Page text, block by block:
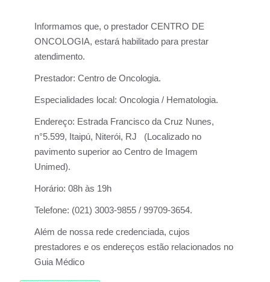
Informamos que, o prestador CENTRO DE
ONCOLOGIA, estará habilitado para prestar
atendimento.
Prestador: Centro de Oncologia.
Especialidades local: Oncologia / Hematologia.
Endereço: Estrada Francisco da Cruz Nunes,
n°5.599, Itaipú, Niterói, RJ (Localizado no
pavimento superior ao Centro de Imagem
Unimed).
Horário: 08h às 19h
Telefone: (021) 3003-9855 / 99709-3654.
Além de nossa rede credenciada, cujos
prestadores e os endereços estão relacionados no
Guia Médico